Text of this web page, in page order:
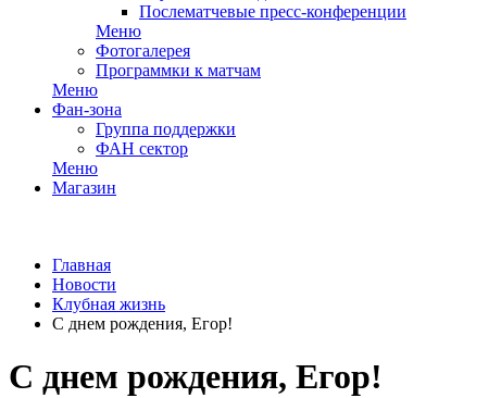
Послематчевые пресс-конференции
Меню
Фотогалерея
Программки к матчам
Меню
Фан-зона
Группа поддержки
ФАН сектор
Меню
Магазин
Главная
Новости
Клубная жизнь
С днем рождения, Егор!
С днем рождения, Егор!